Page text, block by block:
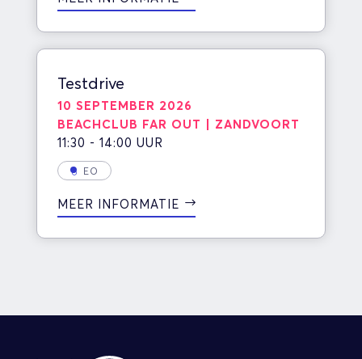
Testdrive
10 SEPTEMBER 2026
BEACHCLUB FAR OUT | ZANDVOORT
11:30 - 14:00 UUR
EO
MEER INFORMATIE